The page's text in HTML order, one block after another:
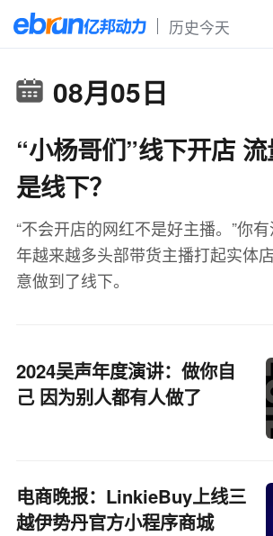
历史今天
08月05日
“小杨哥们”线下开店
是线下？
“不会开店的网红不是好主播。”你
年越来越多头部带货主播打起实体
意做到了线下。
2024吴声年度演讲：做你自
己 因为别人都有人做了
电商晚报：LinkieBuy上线三
越伊势丹官方小程序商城